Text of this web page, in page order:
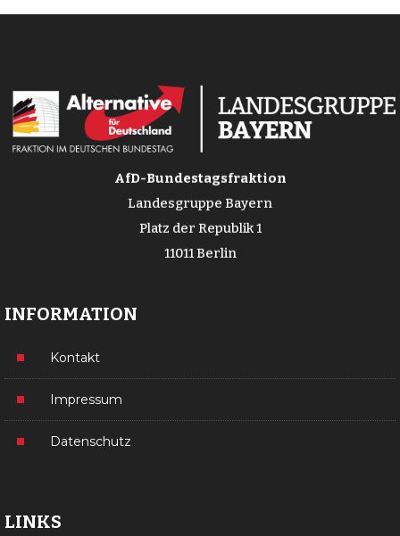
AfD-Bundestagsfraktion
Landesgruppe Bayern
Platz der Republik 1
11011 Berlin
INFORMATION
Kontakt
Impressum
Datenschutz
LINKS